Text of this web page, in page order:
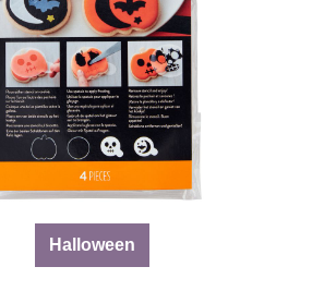
Halloween